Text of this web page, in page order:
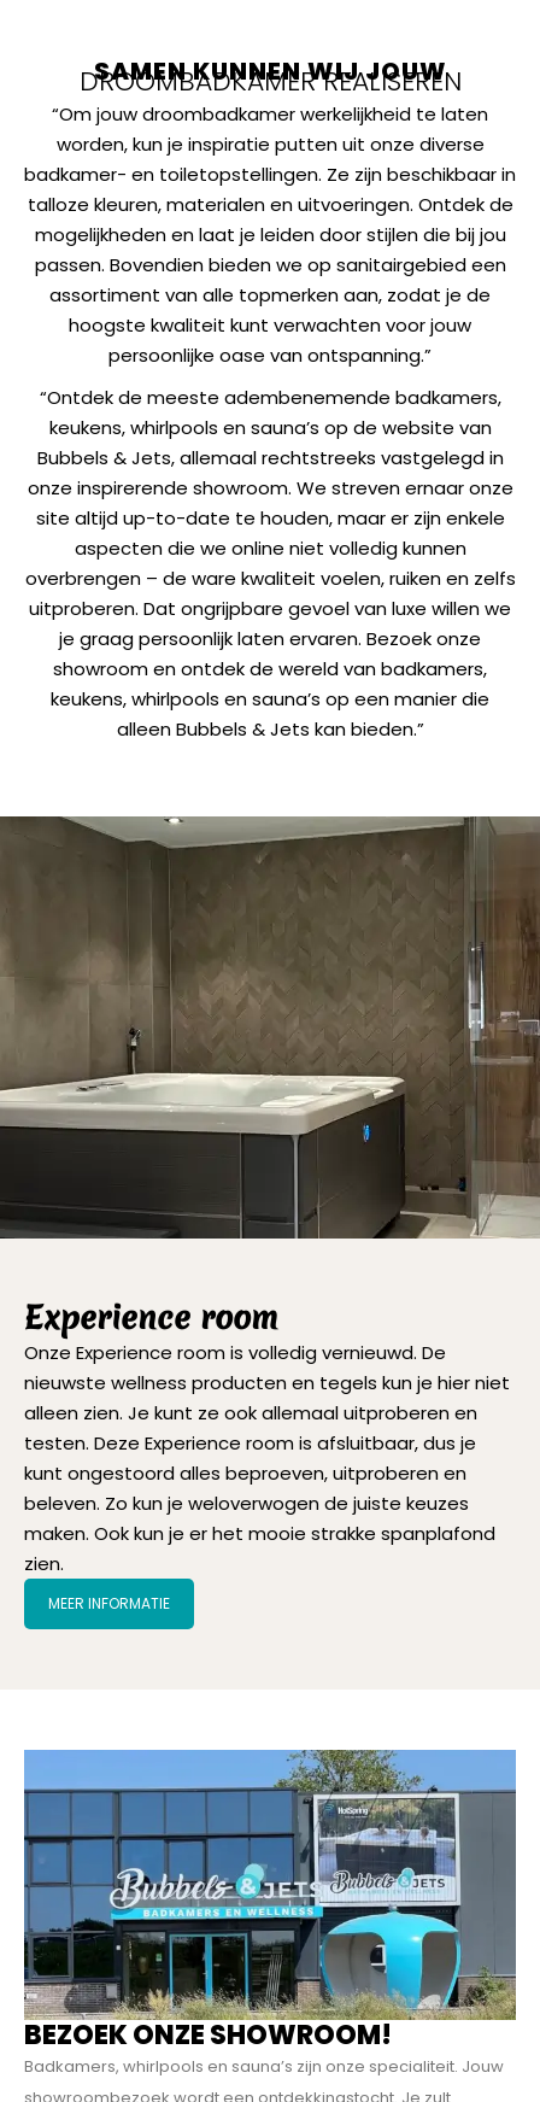
SAMEN KUNNEN WIJ JOUW
DROOMBADKAMER REALISEREN
“Om jouw droombadkamer werkelijkheid te laten
worden, kun je inspiratie putten uit onze diverse
badkamer- en toiletopstellingen. Ze zijn beschikbaar in
talloze kleuren, materialen en uitvoeringen. Ontdek de
mogelijkheden en laat je leiden door stijlen die bij jou
passen. Bovendien bieden we op sanitairgebied een
assortiment van alle topmerken aan, zodat je de
hoogste kwaliteit kunt verwachten voor jouw
persoonlijke oase van ontspanning.”
“Ontdek de meeste adembenemende badkamers,
keukens, whirlpools en sauna’s op de website van
Bubbels & Jets, allemaal rechtstreeks vastgelegd in
onze inspirerende showroom. We streven ernaar onze
site altijd up-to-date te houden, maar er zijn enkele
aspecten die we online niet volledig kunnen
overbrengen – de ware kwaliteit voelen, ruiken en zelfs
uitproberen. Dat ongrijpbare gevoel van luxe willen we
je graag persoonlijk laten ervaren. Bezoek onze
showroom en ontdek de wereld van badkamers,
keukens, whirlpools en sauna’s op een manier die
alleen Bubbels & Jets kan bieden.”
Experience room
Onze Experience room is volledig vernieuwd. De
nieuwste wellness producten en tegels kun je hier niet
alleen zien. Je kunt ze ook allemaal uitproberen en
testen. Deze Experience room is afsluitbaar, dus je
kunt ongestoord alles beproeven, uitproberen en
beleven. Zo kun je weloverwogen de juiste keuzes
maken. Ook kun je er het mooie strakke spanplafond
zien.
MEER INFORMATIE
BEZOEK ONZE SHOWROOM!
Badkamers, whirlpools en sauna’s zijn onze specialiteit. Jouw